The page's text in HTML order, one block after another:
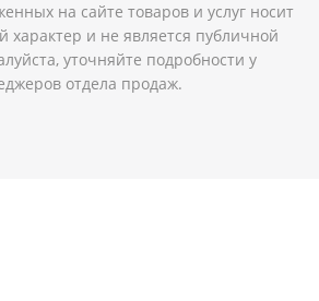
на сайте товаров и услуг носит
и не является публичной
уточняйте подробности у
отдела продаж.